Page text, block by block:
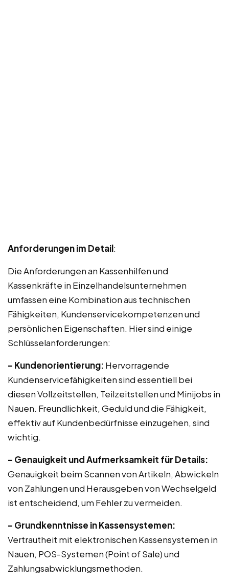
Anforderungen im Detail:
Die Anforderungen an Kassenhilfen und
Kassenkräfte in Einzelhandelsunternehmen
umfassen eine Kombination aus technischen
Fähigkeiten, Kundenservicekompetenzen und
persönlichen Eigenschaften. Hier sind einige
Schlüsselanforderungen:
– Kundenorientierung: Hervorragende
Kundenservicefähigkeiten sind essentiell bei
diesen Vollzeitstellen, Teilzeitstellen und Minijobs in
Nauen. Freundlichkeit, Geduld und die Fähigkeit,
effektiv auf Kundenbedürfnisse einzugehen, sind
wichtig.
– Genauigkeit und Aufmerksamkeit für Details:
Genauigkeit beim Scannen von Artikeln, Abwickeln
von Zahlungen und Herausgeben von Wechselgeld
ist entscheidend, um Fehler zu vermeiden.
– Grundkenntnisse in Kassensystemen:
Vertrautheit mit elektronischen Kassensystemen in
Nauen, POS-Systemen (Point of Sale) und
Zahlungsabwicklungsmethoden.